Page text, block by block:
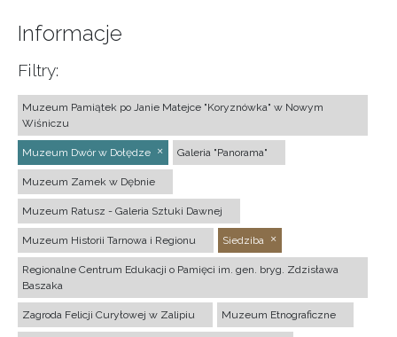
Informacje
Filtry:
Muzeum Pamiątek po Janie Matejce "Koryznówka" w Nowym
Wiśniczu
Muzeum Dwór w Dołędze Galeria "Panorama"
Muzeum Zamek w Dębnie
Muzeum Ratusz - Galeria Sztuki Dawnej
Muzeum Historii Tarnowa i Regionu Siedziba
Regionalne Centrum Edukacji o Pamięci im. gen. bryg. Zdzisława
Baszaka
Zagroda Felicji Curyłowej w Zalipiu Muzeum Etnograficzne